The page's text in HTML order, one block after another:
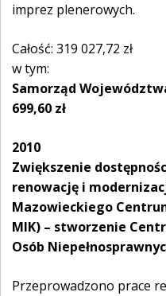
imprez plenerowych.
Całość: 319 027,72 zł
w tym:
Samorząd
699,60 zł
2010
Zwiększenie
renowację i
Mazowieckiego
MIK) – stworzenie
Osób
Przeprowadzono prace